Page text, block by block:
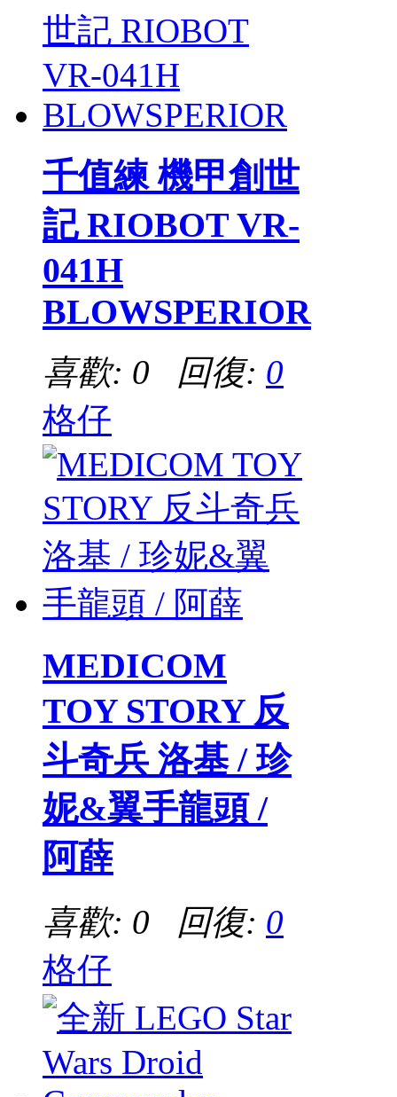
千值練 機甲創世
記 RIOBOT VR-
041H
BLOWSPERIOR
喜歡: 0 回復: 0
格仔
MEDICOM
TOY STORY 反
斗奇兵 洛基 / 珍
妮&翼手龍頭 /
阿薛
喜歡: 0 回復: 0
格仔